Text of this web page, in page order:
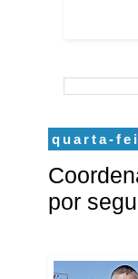
quarta-
por